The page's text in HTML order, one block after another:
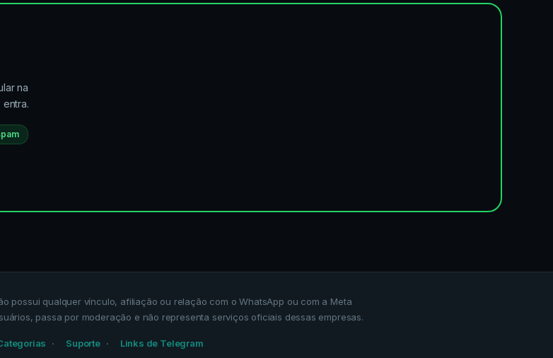
na
possui qualquer vínculo, afiliação ou relação com o WhatsApp ou com a Meta
passa por moderação e não representa serviços oficiais dessas empresas.
Suporte
Links de Telegram